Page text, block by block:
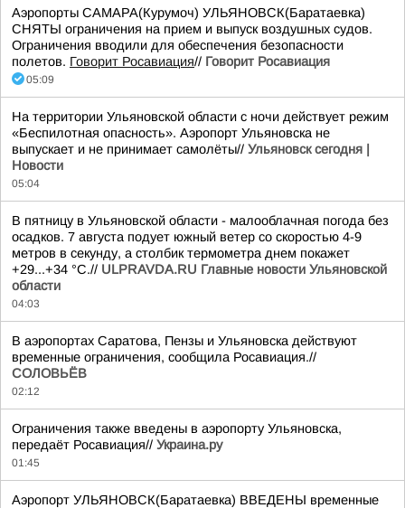
Аэропорты САМАРА(Курумоч) УЛЬЯНОВСК(Баратаевка)
СНЯТЫ ограничения на прием и выпуск воздушных судов.
Ограничения вводили для обеспечения безопасности
полетов. Говорит Росавиация// Говорит Росавиация
05:09
На территории Ульяновской области с ночи действует режим
«Беспилотная опасность». Аэропорт Ульяновска не
выпускает и не принимает самолёты// Ульяновск сегодня |
Новости
05:04
В пятницу в Ульяновской области - малооблачная погода без
осадков. 7 августа подует южный ветер со скоростью 4-9
метров в секунду, а столбик термометра днем покажет
+29...+34 °C.// ULPRAVDA.RU Главные новости Ульяновской
области
04:03
В аэропортах Саратова, Пензы и Ульяновска действуют
временные ограничения, сообщила Росавиация.//
СОЛОВЬЁВ
02:12
Ограничения также введены в аэропорту Ульяновска,
передаёт Росавиация// Украина.ру
01:45
Аэропорт УЛЬЯНОВСК(Баратаевка) ВВЕДЕНЫ временные